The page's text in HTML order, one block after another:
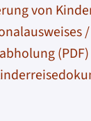
von
/
(PDF)